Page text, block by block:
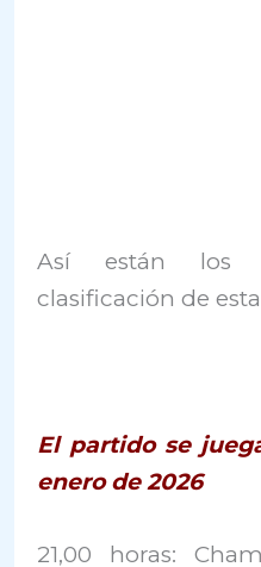
Así están los
clasificación de esta
El partido se
enero de 2026
21,00 horas: